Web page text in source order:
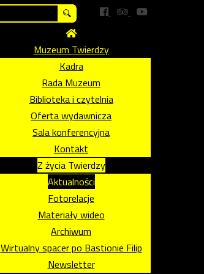
Muzeum Twierdzy
Kadra
Rada Muzeum
Biblioteka i czytelnia
Oferta wydawnicza
Sala konferencyjna
Kontakt
Z życia Twierdzy
Aktualności
Fotorelacje
Materiały wideo
Archiwum
Wirtualny spacer po Bastionie Filip
Newsletter